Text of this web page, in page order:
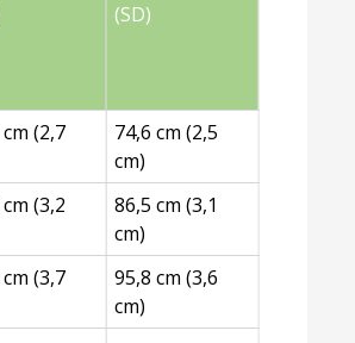
(SD)
(2,7
74,6 cm (2,5
cm)
(3,2
86,5 cm (3,1
cm)
(3,7
95,8 cm (3,6
cm)